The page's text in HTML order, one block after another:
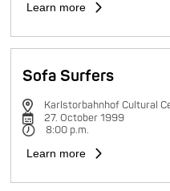
Learn more
Sofa Surfers
Karlstorbahnhof Cultural
27. October 1999
8:00 p.m.
Learn more